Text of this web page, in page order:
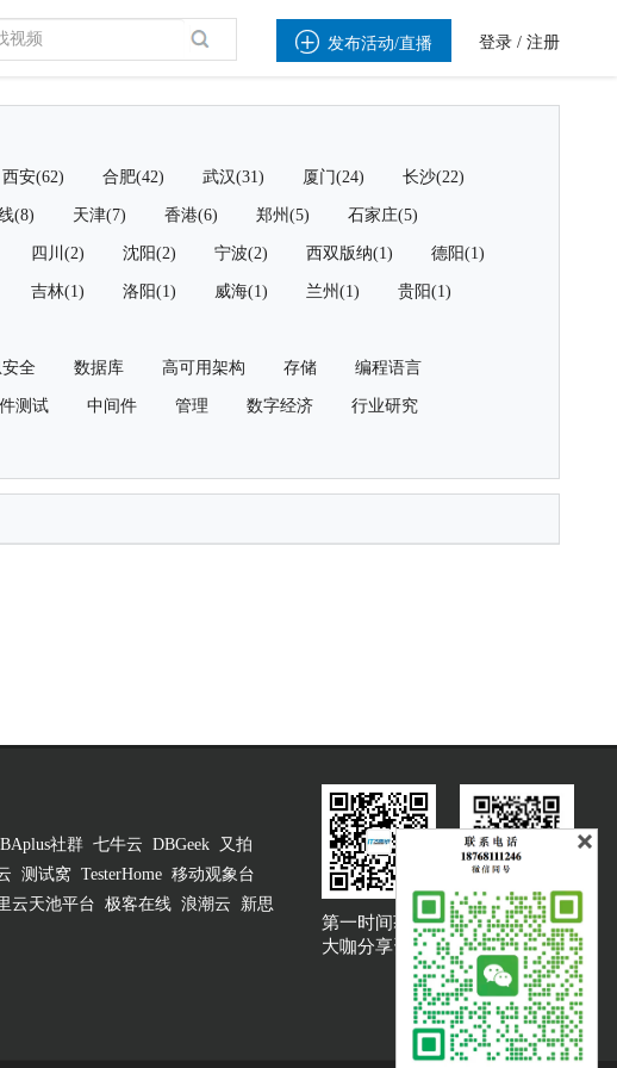
 发布活动/直播 登录 / 注册
西安(62) 合肥(42) 武汉(31) 厦门(24) 长沙(22)
(8) 天津(7) 香港(6) 郑州(5) 石家庄(5)
四川(2) 沈阳(2) 宁波(2) 西双版纳(1) 德阳(1)
吉林(1) 洛阳(1) 威海(1) 兰州(1) 贵阳(1)
全 数据库 高可用架构 存储 编程语言
测试 中间件 管理 数字经济 行业研究
社群 七牛云 DBGeek
又拍
测试窝 TesterHome 移动观象台
云天池平台 极客在线 浪潮云
新思
第一时间获取
大咖分享资讯
大咖说吐槽客服